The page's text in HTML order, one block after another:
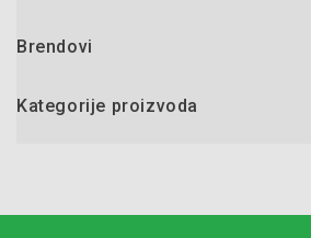
Brendovi
Kategorije proizvoda